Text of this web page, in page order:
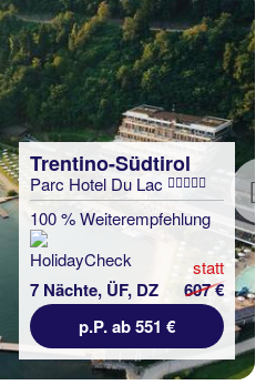
Trentino-Südtirol
Parc Hotel Du Lac
100 % Weiterempfehlung
7 Nächte, ÜF, DZ
statt
607 €
p.P. ab 551 €